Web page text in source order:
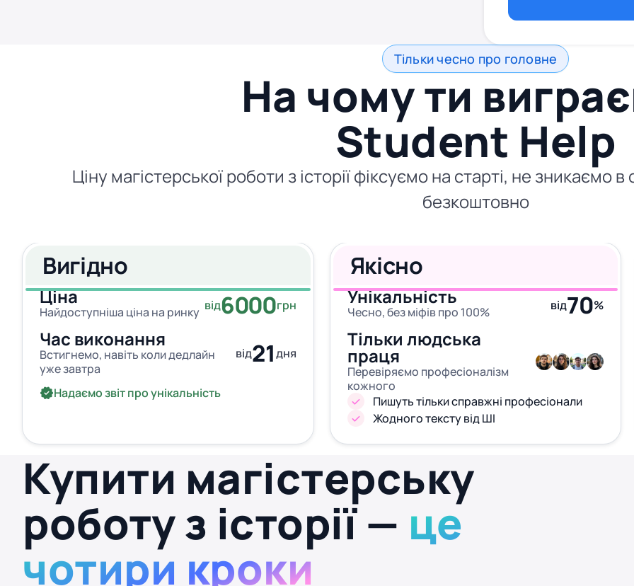
Тільки чесно про головне
На чому ти
Student Help
Ціну магістерської роботи з історії фіксуємо на старті, не зникаємо
безкоштовно
Вигідно
Ціна
Найдоступніша ціна на ринку від6000грн
Час виконання
Встигнемо, навіть коли дедлайн
уже завтра
від21дня
Надаємо звіт про унікальність
Якісно
Унікальність
Чесно, без міфів про 100% від70%
Тільки людська
праця
Перевіряємо професіоналізм
кожного
Пишуть тільки справжні професіонали
Жодного тексту від ШІ
Купити магістерську
роботу з історії — це
чотири кроки